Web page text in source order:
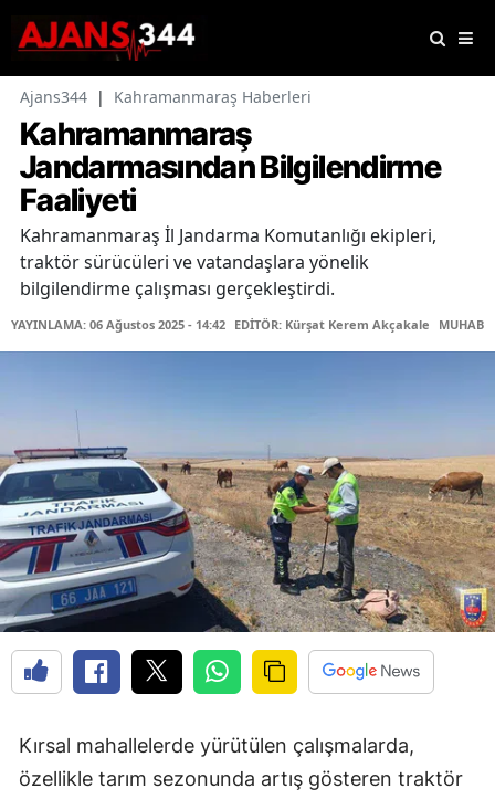
Ajans344 | Kahramanmaraş Haberleri
Kahramanmaraş
Jandarmasından Bilgilendirme
Faaliyeti
Kahramanmaraş İl Jandarma Komutanlığı ekipleri,
traktör sürücüleri ve vatandaşlara yönelik
bilgilendirme çalışması gerçekleştirdi.
YAYINLAMA: 06 Ağustos 2025 - 14:42 EDİTÖR: Kürşat Kerem Akçakale
Kırsal mahallelerde yürütülen çalışmalarda,
özellikle tarım sezonunda artış gösteren traktör